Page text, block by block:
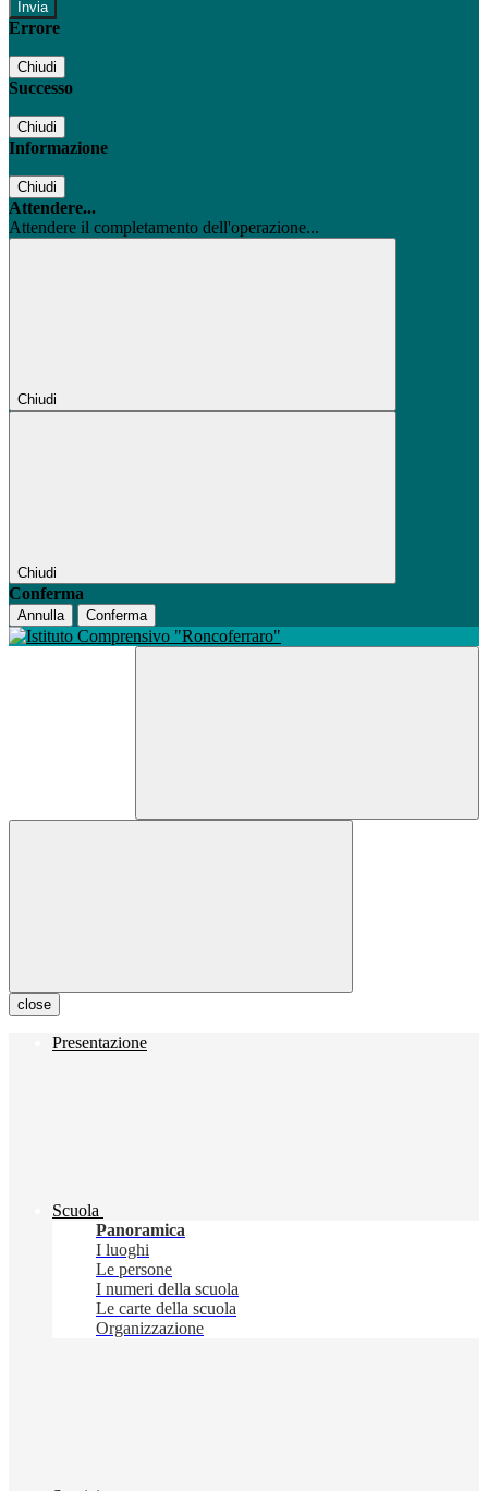
Errore
Chiudi
Successo
Chiudi
Informazione
Chiudi
Attendere...
Attendere il completamento dell'operazione...
Chiudi
Chiudi
Conferma
Annulla Conferma
close
Presentazione
Scuola
Panoramica
I luoghi
Le persone
I numeri della scuola
Le carte della scuola
Organizzazione